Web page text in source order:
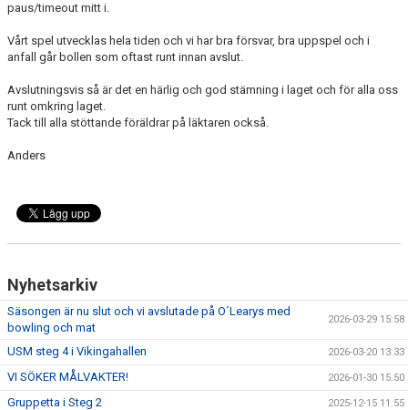
paus/timeout mitt i.
Vårt spel utvecklas hela tiden och vi har bra försvar, bra uppspel och i
anfall går bollen som oftast runt innan avslut.
Avslutningsvis så är det en härlig och god stämning i laget och för alla oss
runt omkring laget.
Tack till alla stöttande föräldrar på läktaren också.
Anders
Nyhetsarkiv
Säsongen är nu slut och vi avslutade på O´Learys med
bowling och mat
2026-03-29 15:58
USM steg 4 i Vikingahallen 2026-03-20 13:33
VI SÖKER MÅLVAKTER! 2026-01-30 15:50
Gruppetta i Steg 2 2025-12-15 11:55